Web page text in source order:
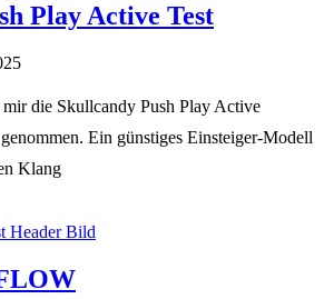
Play Active Test
mir die Skullcandy Push Play Active
Ein günstiges Einsteiger-Modell
Klang